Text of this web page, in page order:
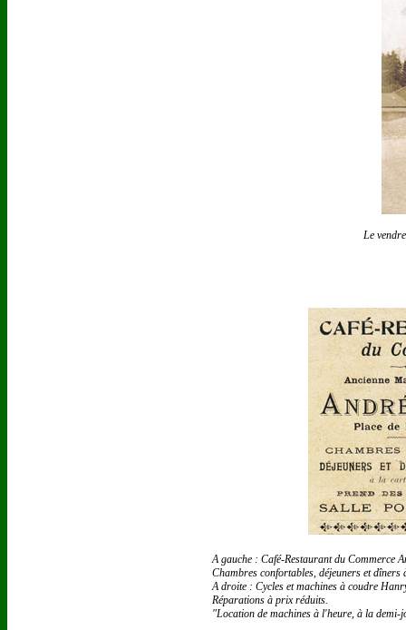
Le
A gauche : Café-Restaurant du Commerce
Chambres confortables, déjeuners et dîners
A droite : Cycles et machines à coudre
Réparations à prix réduits.
"Location de machines à l'heure, à la